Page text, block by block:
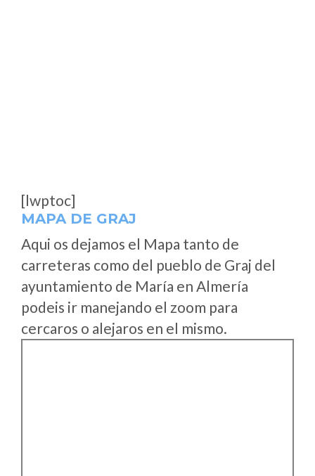
[lwptoc]
MAPA DE GRAJ
Aqui os dejamos el Mapa tanto de
carreteras como del pueblo de Graj del
ayuntamiento de María en Almería
podeis ir manejando el zoom para
cercaros o alejaros en el mismo.